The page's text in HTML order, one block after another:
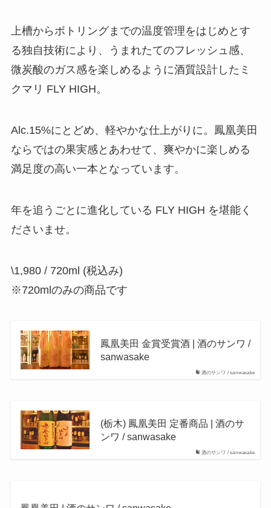
上槽からボトリングまでの温度管理をはじめとす
る独自技術により、うまれたてのフレッシュ感、
微炭酸のガス感を楽しめるように酒質設計したミ
クマリ FLY HIGH。
Alc.15%にとどめ、軽やかな仕上がりに。鳳凰美田
ならではの果実感とあわせて、爽やかに楽しめる
満足度の高い一本となっています。
年を追うごとに進化している FLY HIGH を堪能く
ださいませ。
\1,980 / 720ml (税込み)
※720mlのみの商品です
酒のサンワ / sanwasake
鳳凰美田 金賞受賞酒 | 酒のサンワ /
sanwasake
酒のサンワ / sanwasake
(栃木) 鳳凰美田 定番商品 | 酒のサ
ンワ / sanwasake